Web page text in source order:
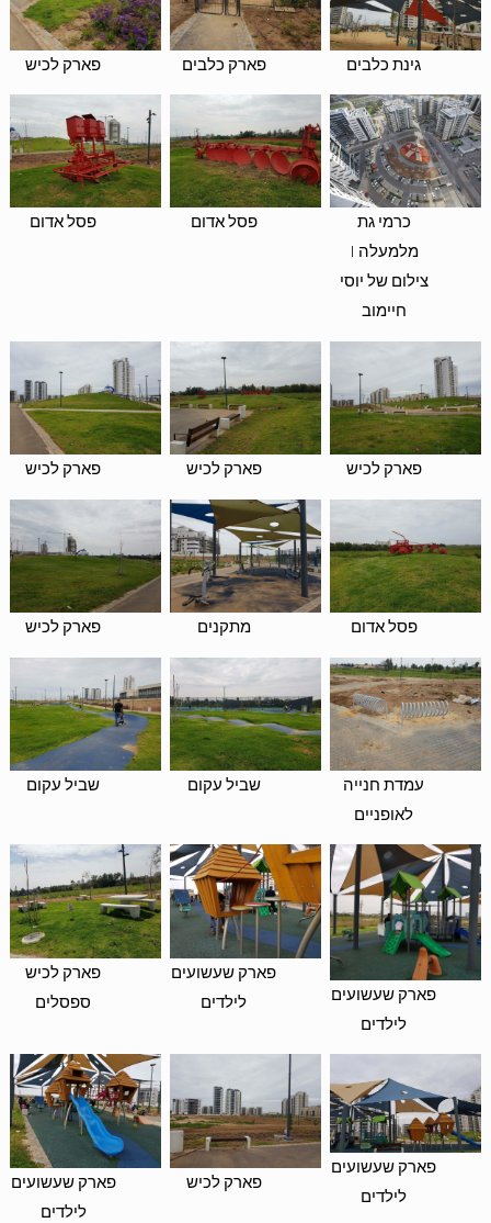
פארק לכיש פארק כלבים גינת כלבים
פסל אדום פסל אדום
כרמי גת
מלמעלה |
צילום של יוסי
חיימוב
פארק לכיש פארק לכיש פארק לכיש
פארק לכיש מתקנים פסל אדום
שביל עקום שביל עקום
עמדת חנייה
לאופניים
פארק לכיש
ספסלים
פארק שעשועים
לילדים
פארק שעשועים
לילדים
פארק שעשועים
לילדים
פארק לכיש
פארק שעשועים
לילדים